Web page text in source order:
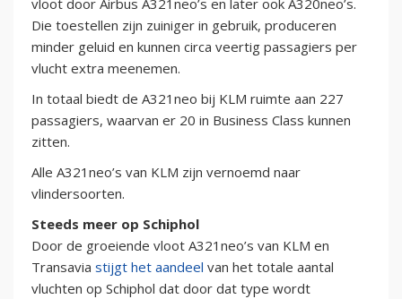
vloot door Airbus A321neo’s en later ook A320neo’s.
Die toestellen zijn zuiniger in gebruik, produceren
minder geluid en kunnen circa veertig passagiers per
vlucht extra meenemen.
In totaal biedt de A321neo bij KLM ruimte aan 227
passagiers, waarvan er 20 in Business Class kunnen
zitten.
Alle A321neo’s van KLM zijn vernoemd naar
vlindersoorten.
Steeds meer op Schiphol
Door de groeiende vloot A321neo’s van KLM en
Transavia stijgt het aandeel van het totale aantal
vluchten op Schiphol dat door dat type wordt